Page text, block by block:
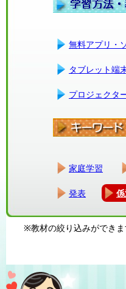
無料アプリ・
タブレット端
プロジェクタ
家庭学習
発表
※教材の絞り込みができ